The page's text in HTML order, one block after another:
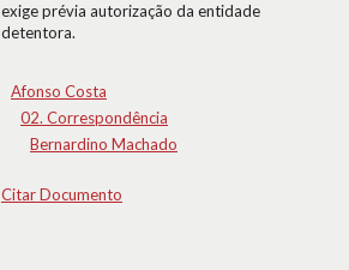
exige prévia autorização da entidade
detentora.
Afonso Costa
02. Correspondência
Bernardino Machado
Citar Documento